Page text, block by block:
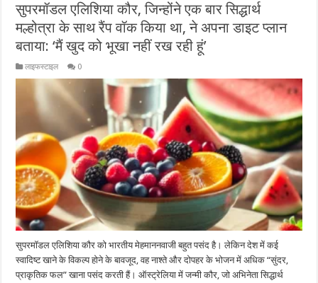
सुपरमॉडल एलिशिया कौर, जिन्होंने एक बार सिद्धार्थ
मल्होत्रा के साथ रैंप वॉक किया था, ने अपना डाइट प्लान
बताया: ‘मैं खुद को भूखा नहीं रख रही हूं’
लाइफस्टाइल 0
सुपरमॉडल एलिशिया कौर को भारतीय मेहमाननवाजी बहुत पसंद है। लेकिन देश में कई
स्वादिष्ट खाने के विकल्प होने के बावजूद, वह नाश्ते और दोपहर के भोजन में अधिक “सुंदर,
प्राकृतिक फल” खाना पसंद करती हैं। ऑस्ट्रेलिया में जन्मी कौर, जो अभिनेता सिद्धार्थ